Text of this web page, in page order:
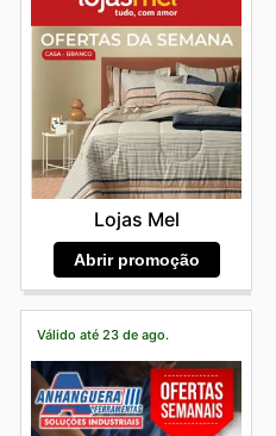
Lojas Mel
Abrir promoção
Válido até 23 de ago.